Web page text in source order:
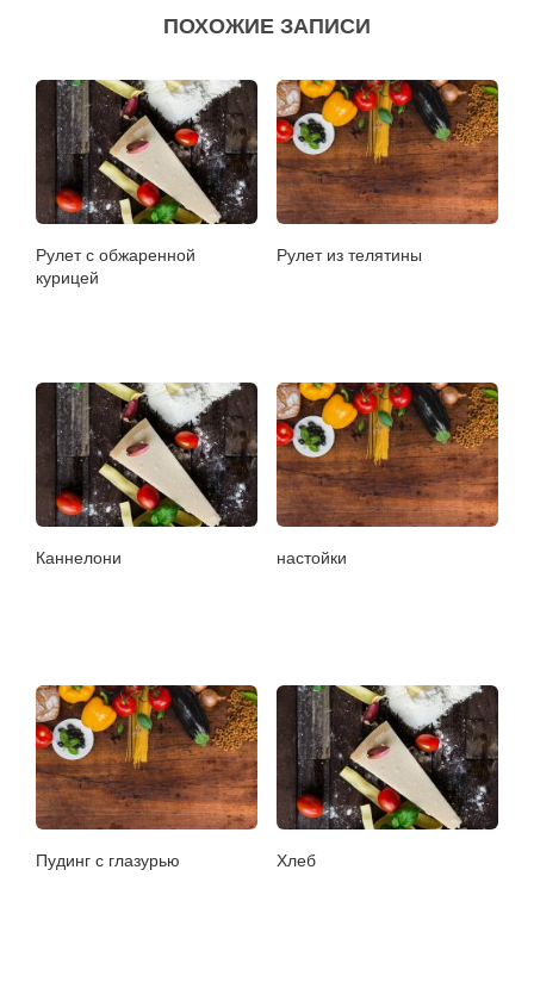
ПОХОЖИЕ ЗАПИСИ
Рулет с обжаренной
курицей
Рулет из телятины
Каннелони настойки
Пудинг с глазурью Хлеб